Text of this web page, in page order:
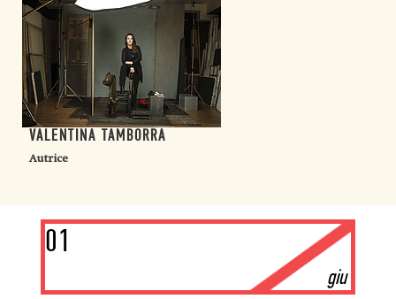
VALENTINA TAMBORRA
Autrice
01
giu